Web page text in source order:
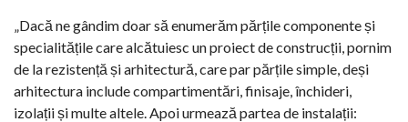
„Dacă ne gândim doar să enumerăm părțile componente și
specialitățile care alcătuiesc un proiect de construcții, pornim
de la rezistență și arhitectură, care par părțile simple, deși
arhitectura include compartimentări, finisaje, închideri,
izolații și multe altele. Apoi urmează partea de instalații: